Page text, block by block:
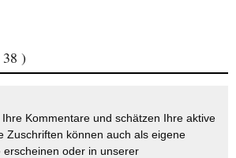
)
Kommentare und schätzen Ihre aktive
Zuschriften können auch als eigene
erscheinen oder in unserer